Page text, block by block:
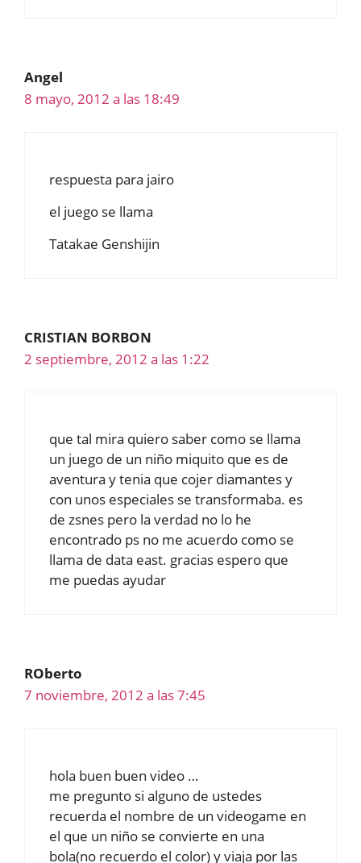
Angel
8 mayo, 2012 a las 18:49
respuesta para jairo
el juego se llama
Tatakae Genshijin
CRISTIAN BORBON
2 septiembre, 2012 a las 1:22
que tal mira quiero saber como se llama
un juego de un niño miquito que es de
aventura y tenia que cojer diamantes y
con unos especiales se transformaba. es
de zsnes pero la verdad no lo he
encontrado ps no me acuerdo como se
llama de data east. gracias espero que
me puedas ayudar
ROberto
7 noviembre, 2012 a las 7:45
hola buen buen video …
me pregunto si alguno de ustedes
recuerda el nombre de un videogame en
el que un niño se convierte en una
bola(no recuerdo el color) y viaja por las